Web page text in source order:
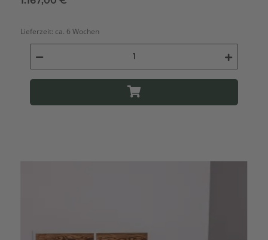
Lieferzeit: ca. 6 Wochen